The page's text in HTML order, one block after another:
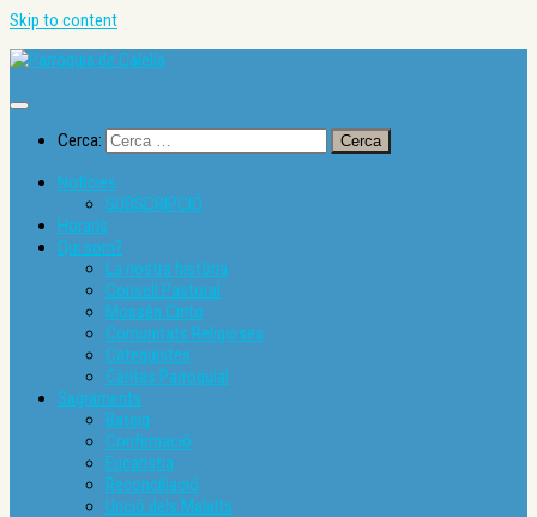
Skip to content
Cerca:
Notícies
SUBSCRIPCIÓ
Horaris
Qui som?
La nostra història
Consell Pastoral
Mossèn Cinto
Comunitats Religioses
Catequistes
Càritas Parroquial
Sagraments
Bateig
Confirmació
Eucaristia
Reconciliació
Unció dels Malalts